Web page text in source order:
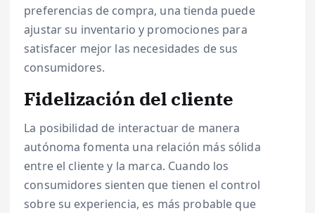
preferencias de compra, una tienda puede
ajustar su inventario y promociones para
satisfacer mejor las necesidades de sus
consumidores.
Fidelización del cliente
La posibilidad de interactuar de manera
autónoma fomenta una relación más sólida
entre el cliente y la marca. Cuando los
consumidores sienten que tienen el control
sobre su experiencia, es más probable que